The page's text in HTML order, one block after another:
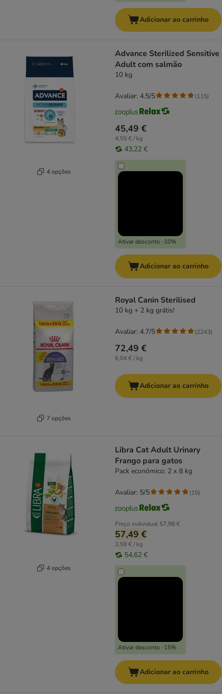
Adicionar ao carrinho
4 opções
Advance Sterilized Sensitive
Adult com salmão
10 kg
45,49 €
4,55 € / kg
43,22 €
Ativar desconto -10%
Avaliar: 4.5/5 (115)
Adicionar ao carrinho
7 opções
Royal Canin Sterilised
10 kg + 2 kg grátis!
72,49 €
6,04 € / kg
Avaliar: 4.7/5 (2243)
Adicionar ao carrinho
4 opções
Libra Cat Adult Urinary
Frango para gatos
Pack económico: 2 x 8 kg
Preço individual 57,98 €
57,49 €
3,59 € / kg
54,62 €
Ativar desconto -15%
Avaliar: 5/5 (15)
Adicionar ao carrinho